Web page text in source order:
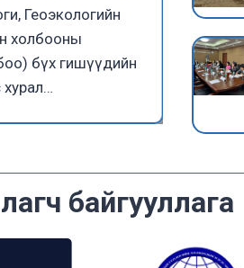
Геоэкологийн
холбооны
бүх гишүүдийн
байгууллага